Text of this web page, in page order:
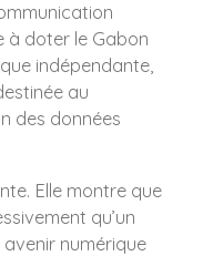
à doter le Gabon
indépendante,
au
des données
Elle montre que
qu’un
numérique